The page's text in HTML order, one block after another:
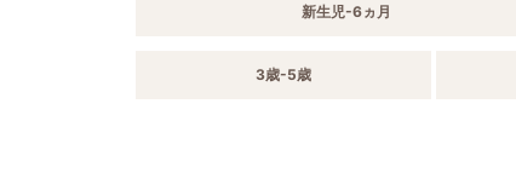
新生児-6ヵ月
3歳-5歳